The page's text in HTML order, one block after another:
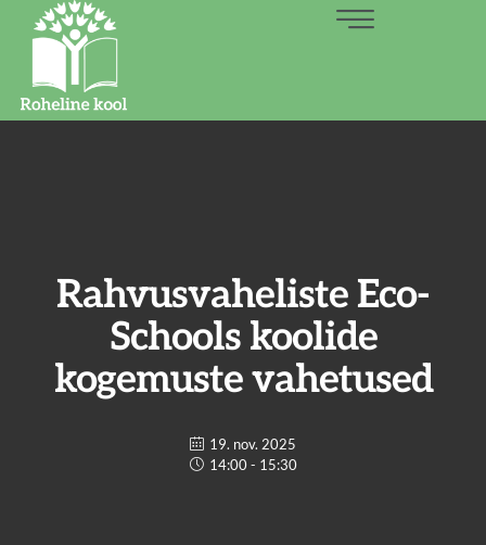
Rahvusvaheliste Eco-
Schools koolide
kogemuste vahetused
19. nov. 2025
14:00 - 15:30